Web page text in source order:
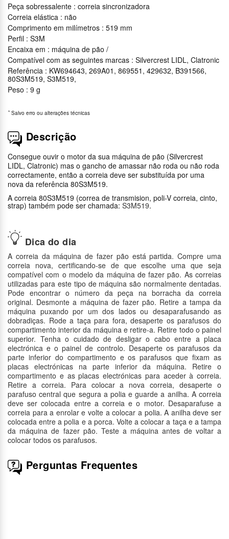
Dica do dia
A correia da máquina de fazer pão está partida. Compre uma
correia nova, certificando-se de que escolhe uma que seja
compatível com o modelo da máquina de fazer pão. As correias
utilizadas para este tipo de máquina são normalmente dentadas.
Pode encontrar o número da peça na borracha da correia
original. Desmonte a máquina de fazer pão. Retire a tampa da
máquina puxando por um dos lados ou desaparafusando as
dobradiças. Rode a taça para fora, desaperte os parafusos do
compartimento interior da máquina e retire-a. Retire todo o painel
superior. Tenha o cuidado de desligar o cabo entre a placa
electrónica e o painel de controlo. Desaperte os parafusos da
parte inferior do compartimento e os parafusos que fixam as
placas electrónicas na parte inferior da máquina. Retire o
compartimento e as placas electrónicas para aceder à correia.
Retire a correia. Para colocar a nova correia, desaperte o
parafuso central que segura a polia e guarde a anilha. A correia
deve ser colocada entre a correia e o motor. Desaparafuse a
correia para a enrolar e volte a colocar a polia. A anilha deve ser
colocada entre a polia e a porca. Volte a colocar a taça e a tampa
da máquina de fazer pão. Teste a máquina antes de voltar a
colocar todos os parafusos.
Peça sobressalente : correia sincronizadora
Correia elástica : não
Comprimento em milímetros : 519 mm
Perfil : S3M
Encaixa em : máquina de pão /
Compatível com as seguintes marcas : Silvercrest LIDL, Clatronic
Referência : KW694643, 269A01, 869551, 429632, B391566,
80S3M519, S3M519,
Peso : 9 g
* Salvo erro ou alterações técnicas
Descrição
Consegue ouvir o motor da sua máquina de pão (Silvercrest
LIDL, Clatronic) mas o gancho de amassar não roda ou não roda
correctamente, então a correia deve ser substituída por uma
nova da referência 80S3M519.
A correia 80S3M519 (correa de transmision, poli-V correia, cinto,
strap) também pode ser chamada: S3M519.
Perguntas Frequentes